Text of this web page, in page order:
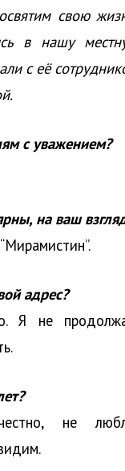
свою
в нашу
с её
с уважением?
на ваш
адрес?
Я не
не